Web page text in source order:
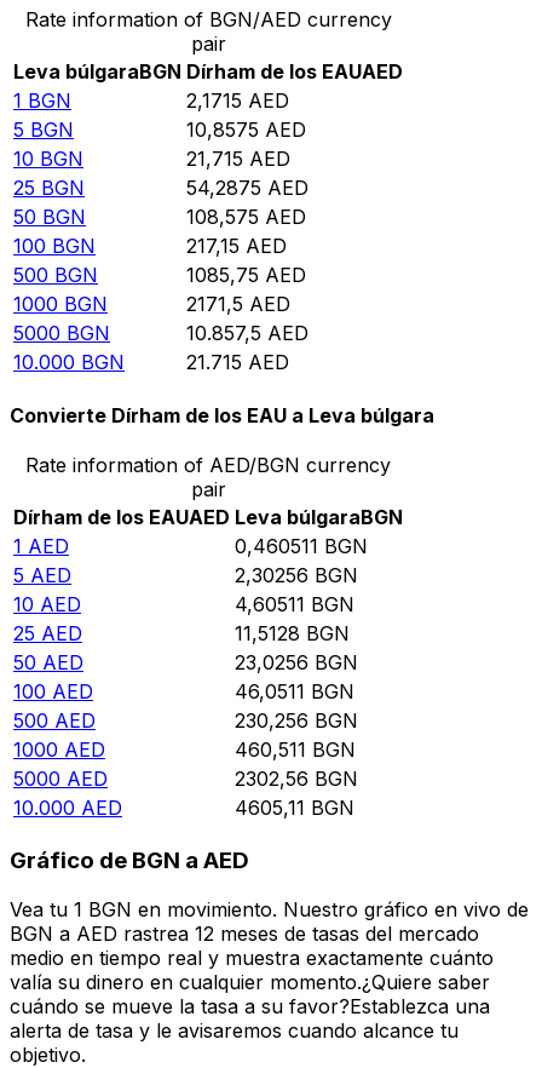
Rate information of BGN/AED currency
pair
Leva búlgaraBGN Dírham de los EAUAED
1 BGN 2,1715 AED
5 BGN 10,8575 AED
10 BGN 21,715 AED
25 BGN 54,2875 AED
50 BGN 108,575 AED
100 BGN 217,15 AED
500 BGN 1085,75 AED
1000 BGN 2171,5 AED
5000 BGN 10.857,5 AED
10.000 BGN 21.715 AED
Convierte Dírham de los EAU a Leva búlgara
Rate information of AED/BGN currency
pair
Dírham de los EAUAED Leva búlgaraBGN
1 AED 0,460511 BGN
5 AED 2,30256 BGN
10 AED 4,60511 BGN
25 AED 11,5128 BGN
50 AED 23,0256 BGN
100 AED 46,0511 BGN
500 AED 230,256 BGN
1000 AED 460,511 BGN
5000 AED 2302,56 BGN
10.000 AED 4605,11 BGN
Gráfico de BGN a AED
Vea tu 1 BGN en movimiento. Nuestro gráfico en vivo de
BGN a AED rastrea 12 meses de tasas del mercado
medio en tiempo real y muestra exactamente cuánto
valía su dinero en cualquier momento.¿Quiere saber
cuándo se mueve la tasa a su favor?Establezca una
alerta de tasa y le avisaremos cuando alcance tu
objetivo.